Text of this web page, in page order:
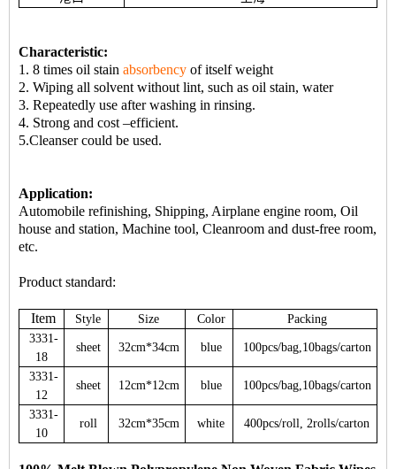
Characteristic:
1. 8 times oil stain absorbency of itself weight
2. Wiping all solvent without lint, such as oil stain, water
3. Repeatedly use after washing in rinsing.
4. Strong and cost –efficient.
5.Cleanser could be used.
Application:
Automobile refinishing, Shipping, Airplane engine room, Oil
house and station, Machine tool, Cleanroom and dust-free room,
etc.
Product standard:
Item Style Size Color
Packing
3331-
18
sheet 32cm*34cm blue 100pcs/bag,10bags/carton
3331-
12
sheet 12cm*12cm blue 100pcs/bag,10bags/carton
3331-
10
roll 32cm*35cm white 400pcs/roll, 2rolls/carton